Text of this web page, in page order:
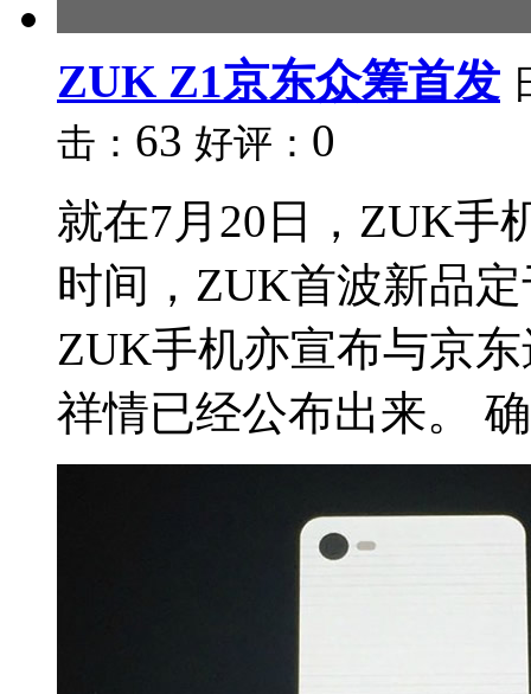
ZUK Z1京东众筹首发
击： 63 好评： 0
就在7月20日，ZUK手
时间，ZUK首波新品
ZUK手机亦宣布与京
祥情已经公布出来。